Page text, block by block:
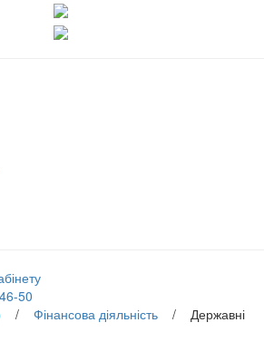
50
/ Фінансова діяльність / Державні